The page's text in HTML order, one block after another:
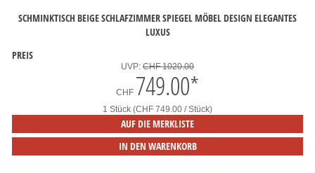
SCHMINKTISCH BEIGE SCHLAFZIMMER SPIEGEL MÖBEL DESIGN ELEGANTES
LUXUS
PREIS
UVP: CHF 1020.00
CHF 749.00*
1 Stück (CHF 749.00 / Stück)
AUF DIE MERKLISTE
IN DEN WARENKORB